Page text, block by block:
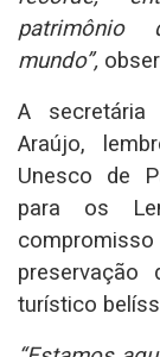
mundo”,
A
Araújo,
Unesco de
para os
turístico